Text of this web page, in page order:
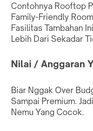
Contohnya Rooftop
Family-Friendly
Fasilitas Tambahan
Lebih Dari Sekadar
Nilai / Anggaran
Biar Nggak Over
Sampai Premium.
Nemu Yang Cocok.